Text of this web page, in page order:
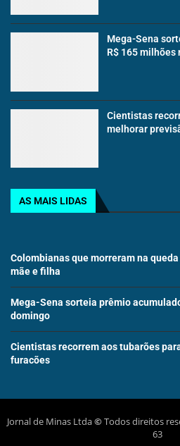
Mega-Sena
R$ 165 milhões
Cientistas
melhorar
AS MAIS LIDAS
Colombianas que morreram na
mãe e filha
Mega-Sena sorteia prêmio
domingo
Cientistas recorrem aos tubarões
furacões
Jornal de Minas Ltda©Todos direitos
63